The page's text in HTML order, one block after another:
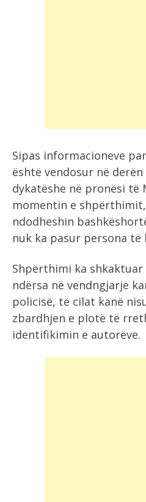
Sipas informacioneve
është vendosur në derën
dykatëshe në pronësi të
momentin e
ndodheshin
nuk ka pasur persona të
Shpërthimi ka
ndërsa në vendngjarje
policisë, të cilat kanë
zbardhjen e plotë të
identifikimin e autorëve.